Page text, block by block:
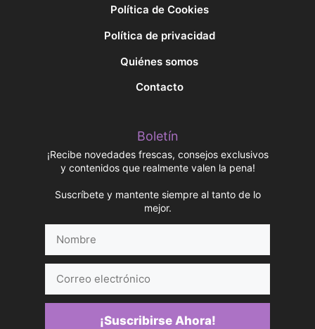
Política de Cookies
Política de privacidad
Quiénes somos
Contacto
Boletín
¡Recibe novedades frescas, consejos exclusivos
y contenidos que realmente valen la pena!
Suscríbete y mantente siempre al tanto de lo
mejor.
electrónico
¡Suscribirse Ahora!